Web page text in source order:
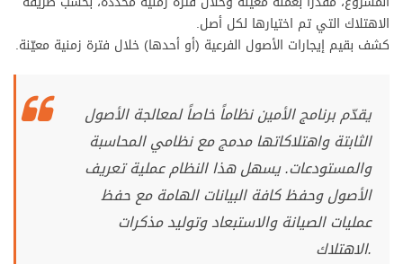
الاهتلاك التي تم اختيارها لكل أصل.
كشف بقيم إيجارات الأصول الفرعية (أو أحدها) خلال فترة زمنية معيّنة.
يقدّم برنامج الأمين نظاماً خاصاً لمعالجة الأصول
الثابتة واهتلاكاتها مدمج مع نظامي المحاسبة
والمستودعات. يسهل هذا النظام عملية تعريف
الأصول وحفظ كافة البيانات الهامة مع حفظ
عمليات الصيانة والاستبعاد وتوليد مذكرات
الاهتلاك.